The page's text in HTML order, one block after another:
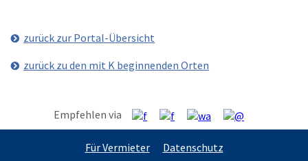
zurück zur Portal-Übersicht
zurück zu den mit K beginnenden Orten
Empfehlen via
Für Vermieter Datenschutz